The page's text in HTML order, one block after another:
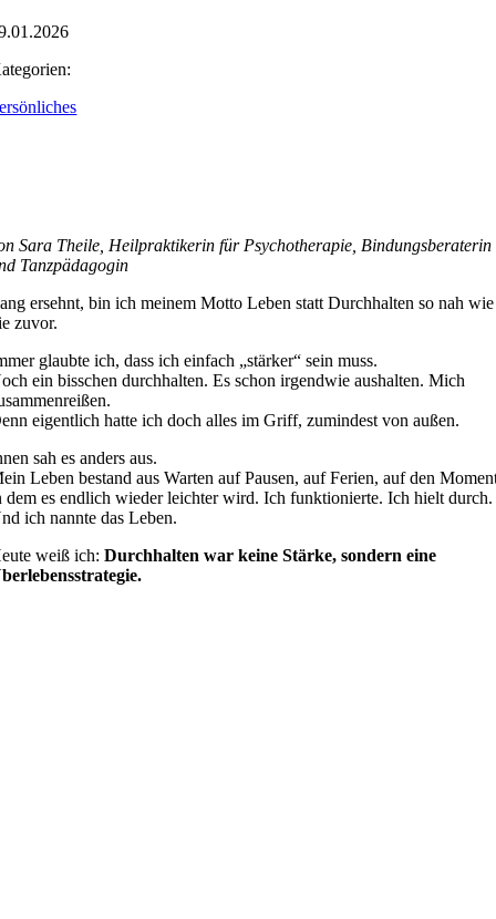
Sara Theile, Heilpraktikerin für Psychotherapie, Bindungsberaterin
Tanzpädagogin
ersehnt, bin ich meinem Motto Leben statt Durchhalten so nah wie
zuvor.
glaubte ich, dass ich einfach „stärker“ sein muss.
ein bisschen durchhalten. Es schon irgendwie aushalten. Mich
eigentlich hatte ich doch alles im Griff, zumindest von außen.
sah es anders aus.
Leben bestand aus Warten auf Pausen, auf Ferien, auf den
dem es endlich wieder leichter wird. Ich funktionierte. Ich hielt durch.
ich nannte das Leben.
weiß ich:Durchhalten war keine Stärke, sondern eine